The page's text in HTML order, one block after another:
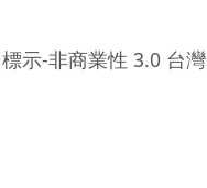
示-非商業性 3.0 台灣